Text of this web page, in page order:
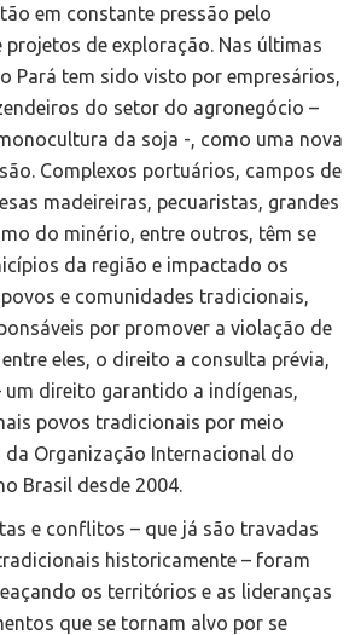
em constante pressão pelo
projetos de exploração. Nas últimas
Pará tem sido visto por empresários,
do setor do agronegócio –
da soja -, como uma nova
Complexos portuários, campos de
madeireiras, pecuaristas, grandes
do minério, entre outros, têm se
da região e impactado os
e comunidades tradicionais,
por promover a violação de
eles, o direito a consulta prévia,
um direito garantido a indígenas,
povos tradicionais por meio
da Organização Internacional do
Brasil desde 2004.
e conflitos – que já são travadas
historicamente – foram
os territórios e as lideranças
que se tornam alvo por se